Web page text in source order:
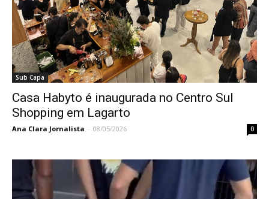
Sub Capa
Casa Habyto é inaugurada no Centro Sul
Shopping em Lagarto
Ana Clara Jornalista - 08/05/2026 0